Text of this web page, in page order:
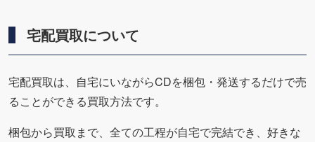
宅配買取について
宅配買取は、自宅にいながらCDを梱包・発送するだけで売
ることができる買取方法です。
梱包から買取まで、全ての工程が自宅で完結でき、好きな